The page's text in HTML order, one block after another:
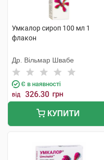
Умкалор сироп 100 мл 1
флакон
Др. Вільмар Швабе
Є в наявності
від 326.30 грн
КУПИТИ